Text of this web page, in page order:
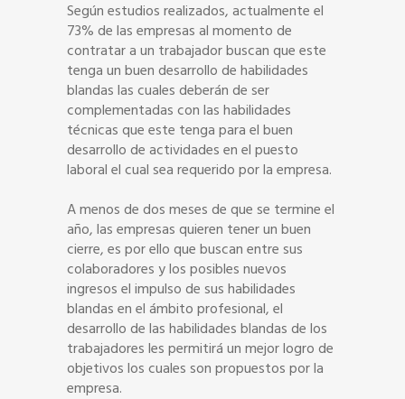
Según estudios realizados, actualmente el
73% de las empresas al momento de
contratar a un trabajador buscan que este
tenga un buen desarrollo de habilidades
blandas las cuales deberán de ser
complementadas con las habilidades
técnicas que este tenga para el buen
desarrollo de actividades en el puesto
laboral el cual sea requerido por la empresa.
A menos de dos meses de que se termine el
año, las empresas quieren tener un buen
cierre, es por ello que buscan entre sus
colaboradores y los posibles nuevos
ingresos el impulso de sus habilidades
blandas en el ámbito profesional, el
desarrollo de las habilidades blandas de los
trabajadores les permitirá un mejor logro de
objetivos los cuales son propuestos por la
empresa.